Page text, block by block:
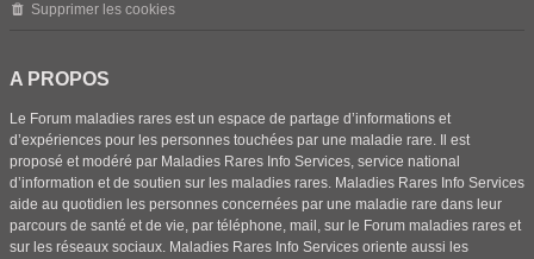
Supprimer les cookies
A PROPOS
Le Forum maladies rares est un espace de partage d’informations et
d’expériences pour les personnes touchées par une maladie rare. Il est
proposé et modéré par Maladies Rares Info Services, service national
d’information et de soutien sur les maladies rares. Maladies Rares Info Services
aide au quotidien les personnes concernées par une maladie rare dans leur
parcours de santé et de vie, par téléphone, mail, sur le Forum maladies rares et
sur les réseaux sociaux. Maladies Rares Info Services oriente aussi les